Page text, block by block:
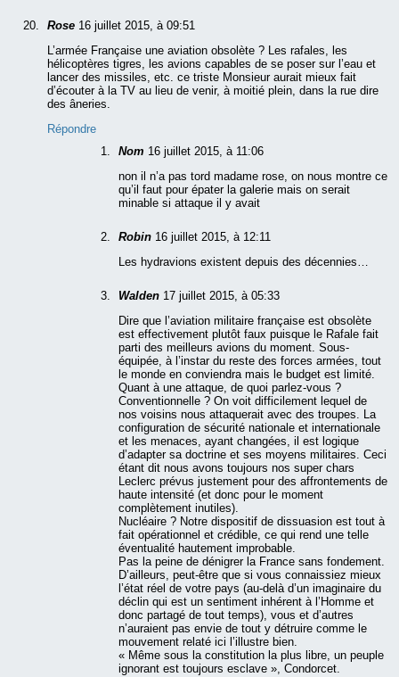
Rose 16 juillet 2015, à 09:51
L’armée Française une aviation obsolète ? Les rafales, les
hélicoptères tigres, les avions capables de se poser sur l’eau et
lancer des missiles, etc. ce triste Monsieur aurait mieux fait
d’écouter à la TV au lieu de venir, à moitié plein, dans la rue dire
des âneries.
Répondre
Nom 16 juillet 2015, à 11:06
non il n’a pas tord madame rose, on nous montre ce
qu’il faut pour épater la galerie mais on serait
minable si attaque il y avait
Robin 16 juillet 2015, à 12:11
Les hydravions existent depuis des décennies…
Walden 17 juillet 2015, à 05:33
Dire que l’aviation militaire française est obsolète
est effectivement plutôt faux puisque le Rafale fait
parti des meilleurs avions du moment. Sous-
équipée, à l’instar du reste des forces armées, tout
le monde en conviendra mais le budget est limité.
Quant à une attaque, de quoi parlez-vous ?
Conventionnelle ? On voit difficilement lequel de
nos voisins nous attaquerait avec des troupes. La
configuration de sécurité nationale et internationale
et les menaces, ayant changées, il est logique
d’adapter sa doctrine et ses moyens militaires. Ceci
étant dit nous avons toujours nos super chars
Leclerc prévus justement pour des affrontements de
haute intensité (et donc pour le moment
complètement inutiles).
Nucléaire ? Notre dispositif de dissuasion est tout à
fait opérationnel et crédible, ce qui rend une telle
éventualité hautement improbable.
Pas la peine de dénigrer la France sans fondement.
D’ailleurs, peut-être que si vous connaissiez mieux
l’état réel de votre pays (au-delà d’un imaginaire du
déclin qui est un sentiment inhérent à l’Homme et
donc partagé de tout temps), vous et d’autres
n’auraient pas envie de tout y détruire comme le
mouvement relaté ici l’illustre bien.
« Même sous la constitution la plus libre, un peuple
ignorant est toujours esclave », Condorcet.